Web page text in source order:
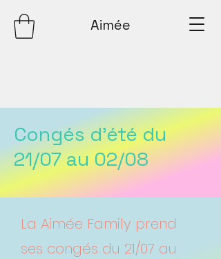
Aimée
Congés d'été du
21/07 au 02/08
La Aimée Family prend
ses congés du 21/07 au